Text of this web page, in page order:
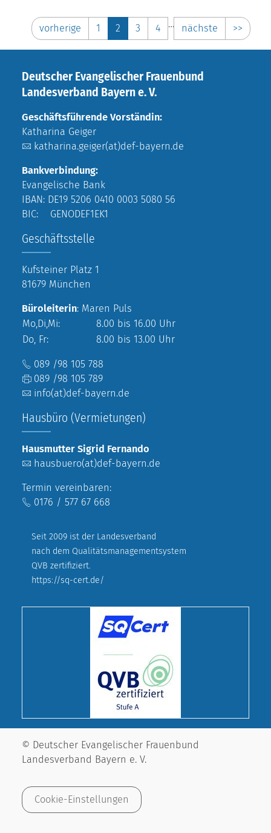
vorherige 1 2 3 4 … nächste >>
Deutscher Evangelischer Frauenbund
Landesverband Bayern e. V.
Geschäftsführende Vorständin:
Katharina Geiger
katharina.geiger(at)def-bayern.de
Bankverbindung:
Evangelische Bank
IBAN: DE19 5206 0410 0003 5080 56
BIC: GENODEF1EK1
Geschäftsstelle
Kufsteiner Platz 1
81679 München
Büroleiterin: Maren Puls
Mo,Di,Mi:
8.00 bis 16.00 Uhr
Do, Fr:
8.00 bis 13.00 Uhr
089 /98 105 788
089 /98 105 789
info(at)def-bayern.de
Hausbüro (Vermietungen)
Hausmutter Sigrid Fernando
hausbuero(at)def-bayern.de
Termin vereinbaren:
0176 / 577 67 668
Seit 2009 ist der Landesverband
nach dem Qualitätsmanagementsystem
QVB zertifiziert.
https://sq-cert.de/
© Deutscher Evangelischer Frauenbund
Landesverband Bayern e. V.
Cookie-Einstellungen